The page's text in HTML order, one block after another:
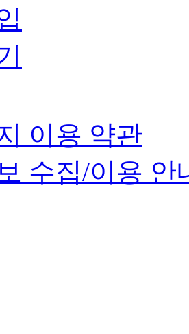
이용 약관
수집/이용 안